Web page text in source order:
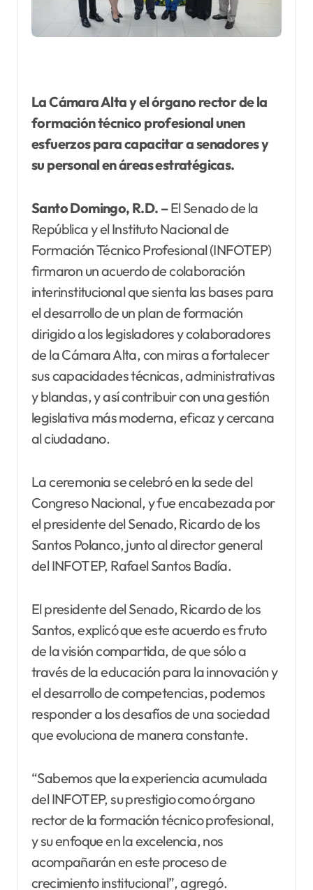
La Cámara Alta y el órgano rector de la
formación técnico profesional unen
esfuerzos para capacitar a senadores y
su personal en áreas estratégicas.
Santo Domingo, R.D. –El Senado de la
República y el Instituto Nacional de
Formación Técnico Profesional (INFOTEP)
firmaron un acuerdo de colaboración
interinstitucional que sienta las bases para
el desarrollo de un plan de formación
dirigido a los legisladores y colaboradores
de la Cámara Alta, con miras a fortalecer
sus capacidades técnicas, administrativas
y blandas, y así contribuir con una gestión
legislativa más moderna, eficaz y cercana
al ciudadano.
La ceremonia se celebró en la sede del
Congreso Nacional, y fue encabezada por
el presidente del Senado, Ricardo de los
Santos Polanco, junto al director general
del INFOTEP, Rafael Santos Badía.
El presidente del Senado, Ricardo de los
Santos, explicó que este acuerdo es fruto
de la visión compartida, de que sólo a
través de la educación para la innovación y
el desarrollo de competencias, podemos
responder a los desafíos de una sociedad
que evoluciona de manera constante.
“Sabemos que la experiencia acumulada
del INFOTEP, su prestigio como órgano
rector de la formación técnico profesional,
y su enfoque en la excelencia, nos
acompañarán en este proceso de
crecimiento institucional”, agregó.